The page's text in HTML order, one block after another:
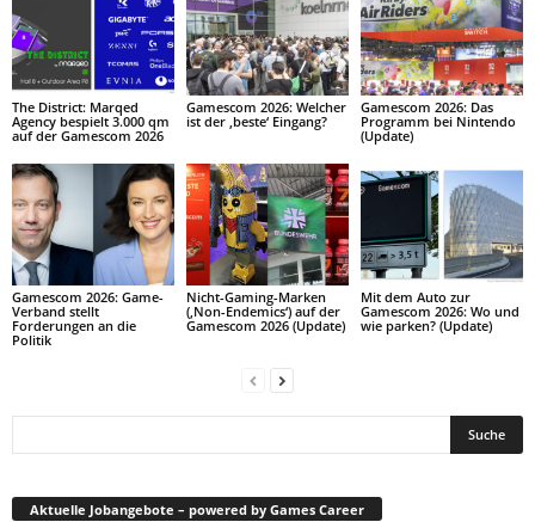
The District: Marqed
Agency bespielt 3.000 qm
auf der Gamescom 2026
Gamescom 2026: Welcher
ist der ‚beste‘ Eingang?
Gamescom 2026: Das
Programm bei Nintendo
(Update)
Gamescom 2026: Game-
Verband stellt
Forderungen an die
Politik
Nicht-Gaming-Marken
(‚Non-Endemics‘) auf der
Gamescom 2026 (Update)
Mit dem Auto zur
Gamescom 2026: Wo und
wie parken? (Update)
Aktuelle Jobangebote – powered by Games Career